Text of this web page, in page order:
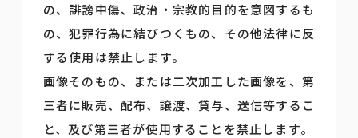
の、誹謗中傷、政治・宗教的目的を意図するも
の、犯罪行為に結びつくもの、その他法律に反
する使用は禁止します。
画像そのもの、または二次加工した画像を、第
三者に販売、配布、譲渡、貸与、送信等するこ
と、及び第三者が使用することを禁止します。